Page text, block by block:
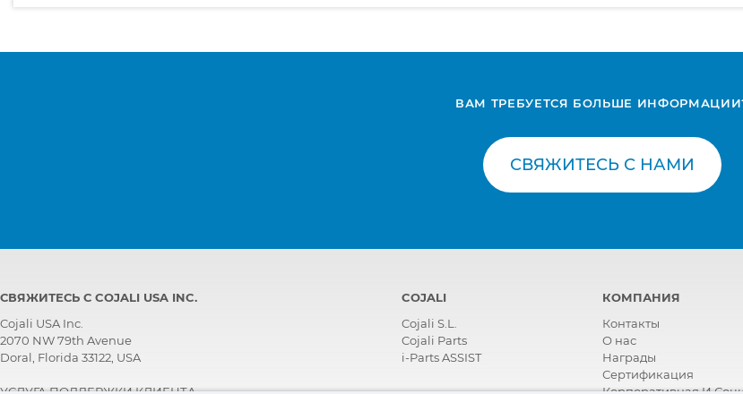
ВАМ ТРЕБУЕТСЯ БОЛЬШЕ
СВЯЖИТЕСЬ С НАМИ
СВЯЖИТЕСЬ С COJALI USA INC.
Cojali USA Inc.
2070 NW 79th Avenue
Doral, Florida 33122, USA
УСЛУГА ПОДДЕРЖКИ КЛИЕНТА
COJALI
Cojali S.L.
Cojali Parts
i-Parts ASSIST
КОМПАНИЯ
Контакты
О нас
Награды
Сертификация
Корпоративная И